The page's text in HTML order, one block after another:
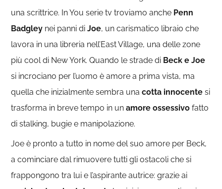
una scrittrice. In You serie tv troviamo anche Penn
Badgley nei panni diJoe, un carismatico libraio che
lavora in una libreria nell’East Village, una delle zone
più cool di New York. Quando le strade di Beck e Joe
si incrociano per l’uomo è amore a prima vista, ma
quella che inizialmente sembra unacotta innocente si
trasforma in breve tempo in unamore ossessivo fatto
di stalking, bugie e manipolazione.
Joe è pronto a tutto in nome del suo amore per Beck,
a cominciare dal rimuovere tutti gli ostacoli che si
frappongono tra lui e l’aspirante autrice: grazie ai